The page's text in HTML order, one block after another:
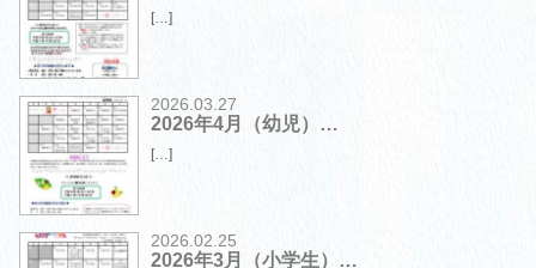
[…]
2026.03.27
2026年4月（幼児）…
[…]
2026.02.25
2026年3月（小学生）…